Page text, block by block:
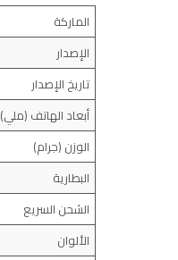
الماركة
الإصدار
تاريخ الإصدار
أبعاد الهاتف (ملي)
الوزن (جرام)
البطارية
الشحن السريع
الألوان